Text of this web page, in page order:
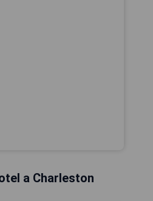
a Charleston